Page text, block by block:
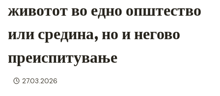
животот во едно општество
или средина, но и негово
преиспитување
27.03.2026